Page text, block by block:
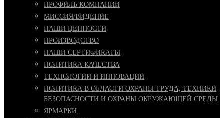
ПРОФИЛЬ КОМПАНИИ
МИССИЯ/ВИДЕНИЕ
НАШИ ЦЕННОСТИ
ПРОИЗВОДСТВО
НАШИ СЕРТИФИКАТЫ
ПОЛИТИКА КАЧЕСТВА
ТЕХНОЛОГИИ И ИННОВАЦИИ
ПОЛИТИКА В ОБЛАСТИ ОХРАНЫ ТРУДА, ТЕХНИКИ
БЕЗОПАСНОСТИ И ОХРАНЫ ОКРУЖАЮЩЕЙ СРЕДЫ
ЯРМАРКИ